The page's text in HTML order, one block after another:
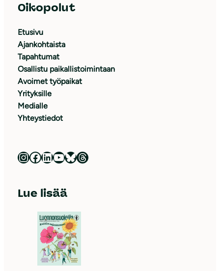
Oikopolut
Etusivu
Ajankohtaista
Tapahtumat
Osallistu paikallistoimintaan
Avoimet työpaikat
Yrityksille
Medialle
Yhteystiedot
Luonnonsuojeluliitto Instagramissa Luonnonsuojeluliitto Facebookissa Luonnonsuojeluliitto LinkedInissä Luonnonsuojeluliiton YouTube-kanava Luonnonsuojeluliitto Blueskyssa Luonnonsuojeluliitto Threadsissa
Lue lisää